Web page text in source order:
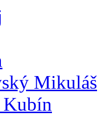
Mikuláš
Kubín